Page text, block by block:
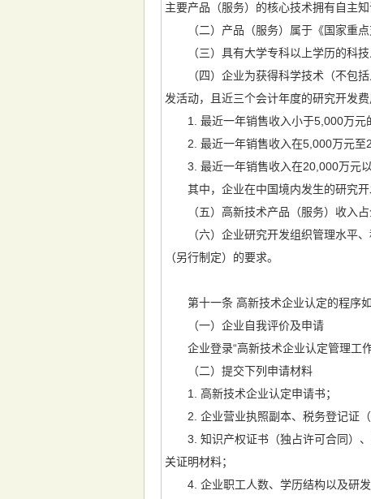
主要产品（服务）的核心技术拥有自主知
（二）产品（服务）属于《国家重点
（三）具有大学专科以上学历的科技
（四）企业为获得科学技术（不包括
发活动，且近三个会计年度的研究开发
1. 最近一年销售收入小于5,000万元
2. 最近一年销售收入在5,000万元至
3. 最近一年销售收入在20,000万元以
其中，企业在中国境内发生的研究开
（五）高新技术产品（服务）收入占
（六）企业研究开发组织管理水平、
（另行制定）的要求。
第十一条 高新技术企业认定的程序如
（一）企业自我评价及申请
企业登录“高新技术企业认定管理工作
（二）提交下列申请材料
1. 高新技术企业认定申请书；
2. 企业营业执照副本、税务登记证（
3. 知识产权证书（独占许可合同）、
关证明材料；
4. 企业职工人数、学历结构以及研发